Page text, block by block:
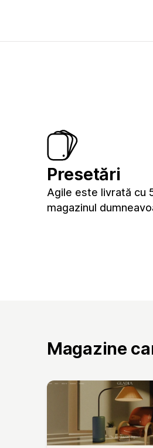
Presetări
Agile este livrată cu
magazinul
Magazine